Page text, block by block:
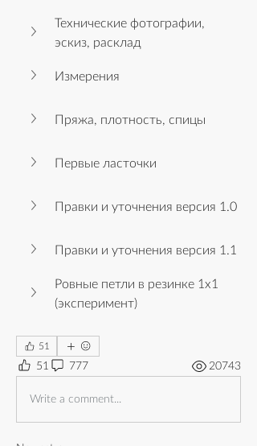
Технические фотографии,
эскиз, расклад
Измерения
Пряжа, плотность, спицы
Первые ласточки
Правки и уточнения версия 1.0
Правки и уточнения версия 1.1
Ровные петли в резинке 1х1
(эксперимент)
51
51 777 20743
Write a comment...